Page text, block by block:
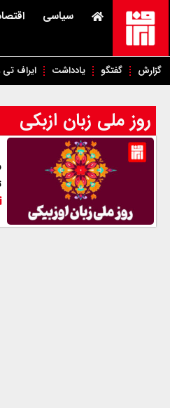
سیاسی
گزارش گفتگو یادداشت ایراف
روز ملی زبان ازبکی